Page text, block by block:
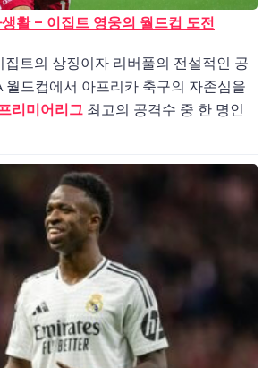
활 – 이집트 영웅의 월드컵 도전
집트의 상징이자 리버풀의 전설적인 공
월드컵에서 아프리카 축구의 자존심을
리미어리그 최고의 공격수 중 한 명인